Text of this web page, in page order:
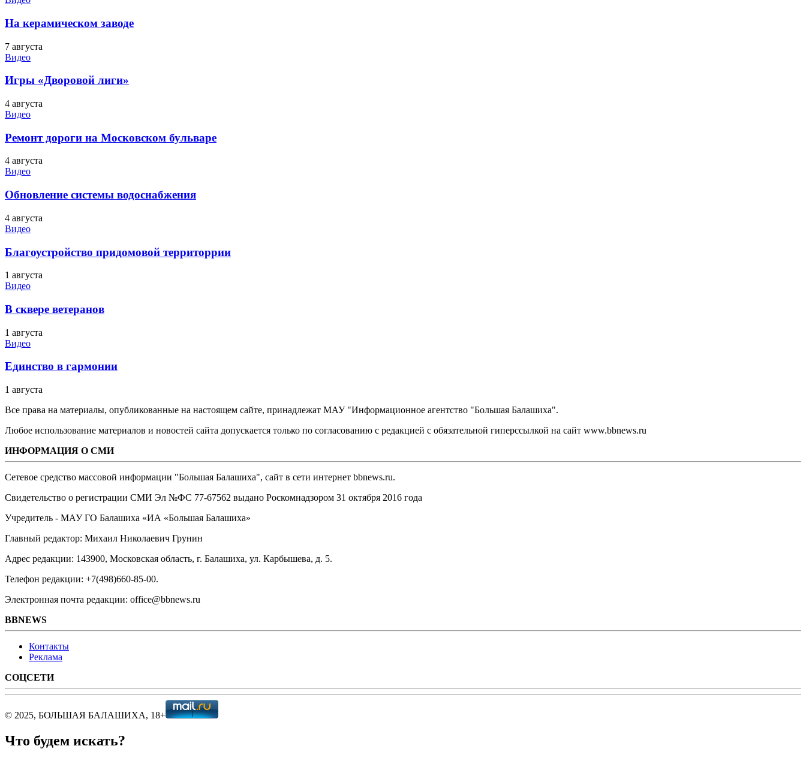
На керамическом заводе
7 августа
Видео
Игры «Дворовой лиги»
4 августа
Видео
Ремонт дороги на Московском бульваре
4 августа
Видео
Обновление системы водоснабжения
4 августа
Видео
Благоустройство придомовой территоррии
1 августа
Видео
В сквере ветеранов
1 августа
Видео
Единство в гармонии
1 августа
Все права на материалы, опубликованные на настоящем сайте, принадлежат МАУ "Информационное агентство "Большая Балашиха".
Любое использование материалов и новостей сайта допускается только по согласованию с редакцией с обязательной гиперссылкой на сайт www.bbnews.ru
ИНФОРМАЦИЯ О СМИ
Сетевое средство массовой информации "Большая Балашиха", сайт в сети интернет bbnews.ru.
Свидетельство о регистрации СМИ Эл №ФС ‎77-67562 выдано Роскомнадзором 31 октября 2016 года
Учредитель - МАУ ГО Балашиха «ИА «Большая Балашиха»
Главный редактор: Михаил Николаевич Грунин
Адрес редакции: 143900, Московская область, г. Балашиха, ул. Карбышева, д. 5.
Телефон редакции: +7(498)660-85-00.
Электронная почта редакции: office@bbnews.ru
BBNEWS
Контакты
Реклама
СОЦСЕТИ
© 2025, БОЛЬШАЯ БАЛАШИХА, 18+
Что будем искать?